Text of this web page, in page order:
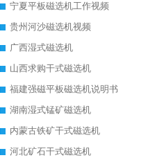
宁夏平板磁选机工作视频
贵州河沙磁选机视频
广西湿式磁选机
山西求购干式磁选机
福建强磁平板磁选机说明书
湖南湿式锰矿磁选机
内蒙古铁矿干式磁选机
河北矿石干式磁选机